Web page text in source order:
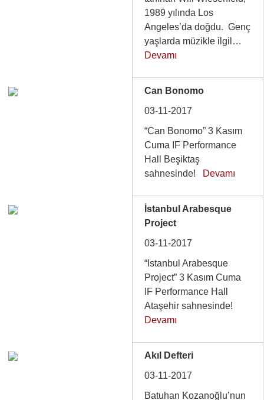
1989 yılında Los
Angeles’da doğdu. Genç
yaşlarda müzikle ilgil…
Devamı
Can Bonomo
03-11-2017
“Can Bonomo” 3 Kasım
Cuma IF Performance
Hall Beşiktaş
sahnesinde! Devamı
İstanbul Arabesque
Project
03-11-2017
“Istanbul Arabesque
Project” 3 Kasım Cuma
IF Performance Hall
Ataşehir sahnesinde!
Devamı
Akıl Defteri
03-11-2017
Batuhan Kozanoğlu’nun